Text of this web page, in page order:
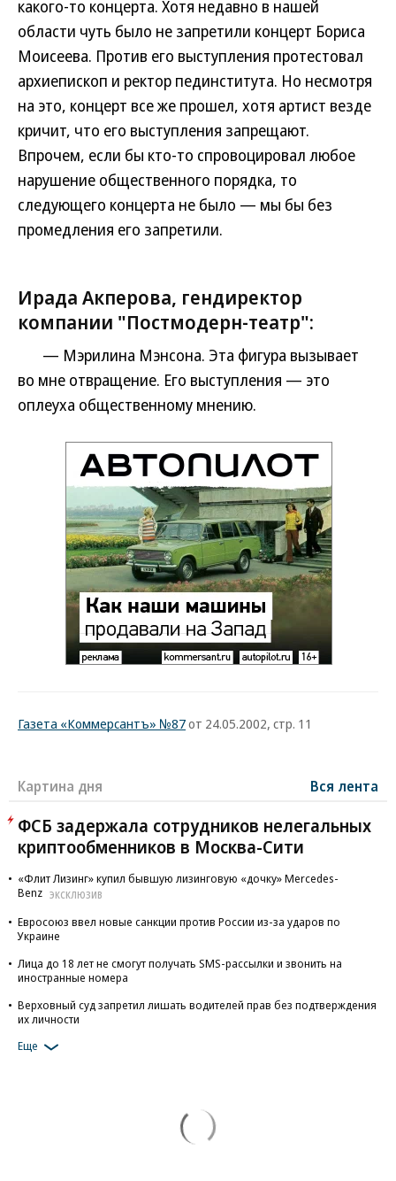
какого-то концерта. Хотя недавно в нашей
области чуть было не запретили концерт Бориса
Моисеева. Против его выступления протестовал
архиепископ и ректор пединститута. Но несмотря
на это, концерт все же прошел, хотя артист везде
кричит, что его выступления запрещают.
Впрочем, если бы кто-то спровоцировал любое
нарушение общественного порядка, то
следующего концерта не было — мы бы без
промедления его запретили.
Ирада Акперова, гендиректор
компании "Постмодерн-театр":
— Мэрилина Мэнсона. Эта фигура вызывает
во мне отвращение. Его выступления — это
оплеуха общественному мнению.
Газета «Коммерсантъ» №87от 24.05.2002, стр. 11
Картина дня Вся лента
ФСБ задержала сотрудников нелегальных
криптообменников в Москва-Сити
«Флит Лизинг» купил бывшую лизинговую «дочку» Mercedes-
Benz ЭКСКЛЮЗИВ
Евросоюз ввел новые санкции против России из-за ударов по
Украине
Лица до 18 лет не смогут получать SMS-рассылки и звонить на
иностранные номера
Верховный суд запретил лишать водителей прав без подтверждения
их личности
Еще